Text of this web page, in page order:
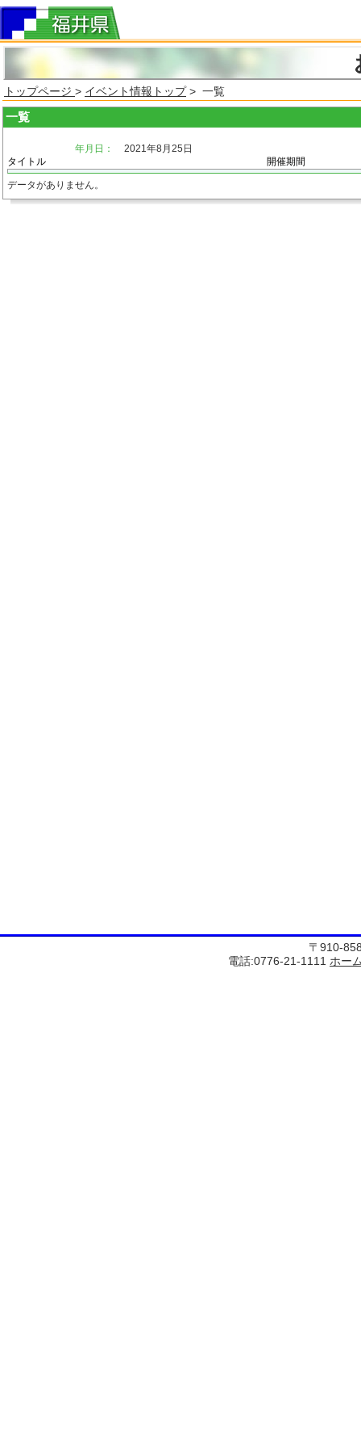
トップページ > イベント情報トップ> 一覧
一覧
年月日：
2021年8月25日
タイトル
開催期間
データがありません。
〒910-
電話:0776-21-1111 ホー